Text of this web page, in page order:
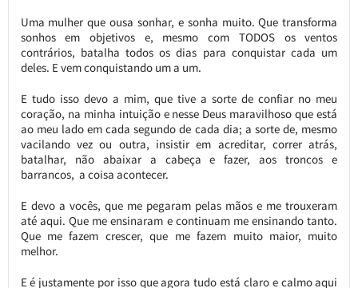
Uma mulher que ousa sonhar, e sonha muito. Que transforma
sonhos em objetivos e, mesmo com TODOS os ventos
contrários, batalha todos os dias para conquistar cada um
deles. E vem conquistando um a um.
E tudo isso devo a mim, que tive a sorte de confiar no meu
coração, na minha intuição e nesse Deus maravilhoso que está
ao meu lado em cada segundo de cada dia; a sorte de, mesmo
vacilando vez ou outra, insistir em acreditar, correr atrás,
batalhar, não abaixar a cabeça e fazer, aos troncos e
barrancos, a coisa acontecer.
E devo a vocês, que me pegaram pelas mãos e me trouxeram
até aqui. Que me ensinaram e continuam me ensinando tanto.
Que me fazem crescer, que me fazem muito maior, muito
melhor.
E é justamente por isso que agora tudo está claro e calmo aqui